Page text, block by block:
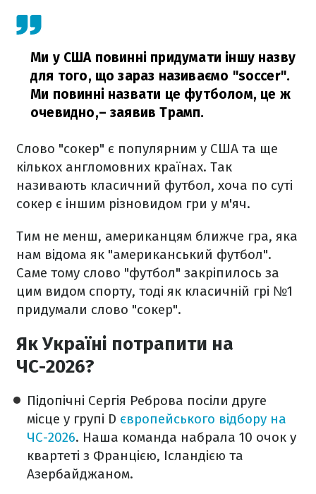
Ми у США повинні придумати іншу назву
для того, що зараз називаємо "soccer".
Ми повинні назвати це футболом, це ж
очевидно,– заявив Трамп.
Слово "сокер" є популярним у США та ще
кількох англомовних країнах. Так
називають класичний футбол, хоча по суті
сокер є іншим різновидом гри у м'яч.
Тим не менш, американцям ближче гра, яка
нам відома як "американський футбол".
Саме тому слово "футбол" закріпилось за
цим видом спорту, тоді як класичній грі №1
придумали слово "сокер".
Як Україні потрапити на
ЧС-2026?
Підопічні Сергія Реброва посіли друге
місце у групі D європейського відбору на
ЧС-2026. Наша команда набрала 10 очок у
квартеті з Францією, Ісландією та
Азербайджаном.